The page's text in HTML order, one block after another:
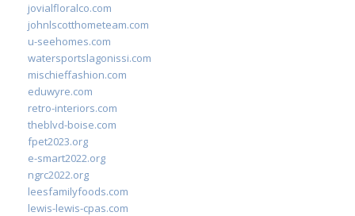
jovialfloralco.com
johnlscotthometeam.com
u-seehomes.com
watersportslagonissi.com
mischieffashion.com
eduwyre.com
retro-interiors.com
theblvd-boise.com
fpet2023.org
e-smart2022.org
ngrc2022.org
leesfamilyfoods.com
lewis-lewis-cpas.com